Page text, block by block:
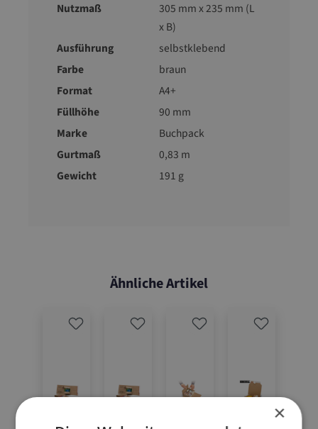
Nutzmaß
305 mm x 235 mm (L
x B)
Ausführung
selbstklebend
Farbe
braun
Format
A4+
Füllhöhe
90 mm
Marke
Buchpack
Gurtmaß
0,83 m
Gewicht
191 g
Ähnliche Artikel
×